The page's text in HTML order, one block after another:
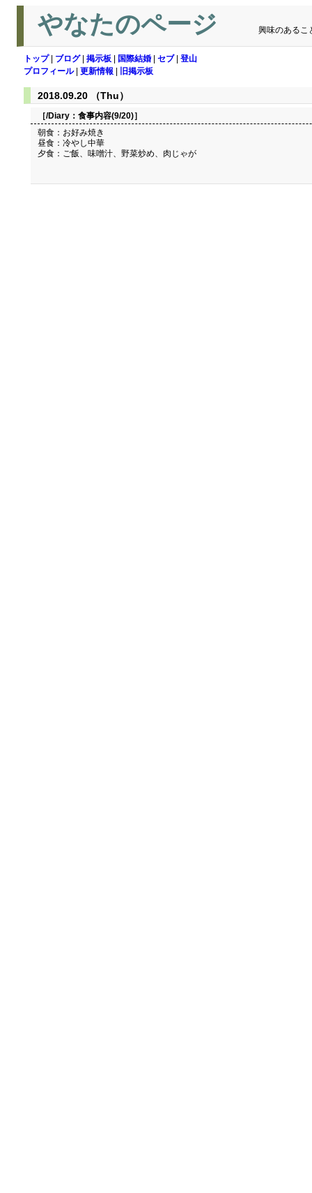
やなたのページ 興味のあるこ
トップ| ブログ| 掲示板 国際結婚 セブ| 登山
プロフィール| 更新情報 旧掲示板
2018.09.20 （Thu）
［/Diary： 食事内容(9/20)］
朝食：お好み焼き
昼食：冷やし中華
夕食：ご飯、味噌汁、野菜炒め、肉じゃが